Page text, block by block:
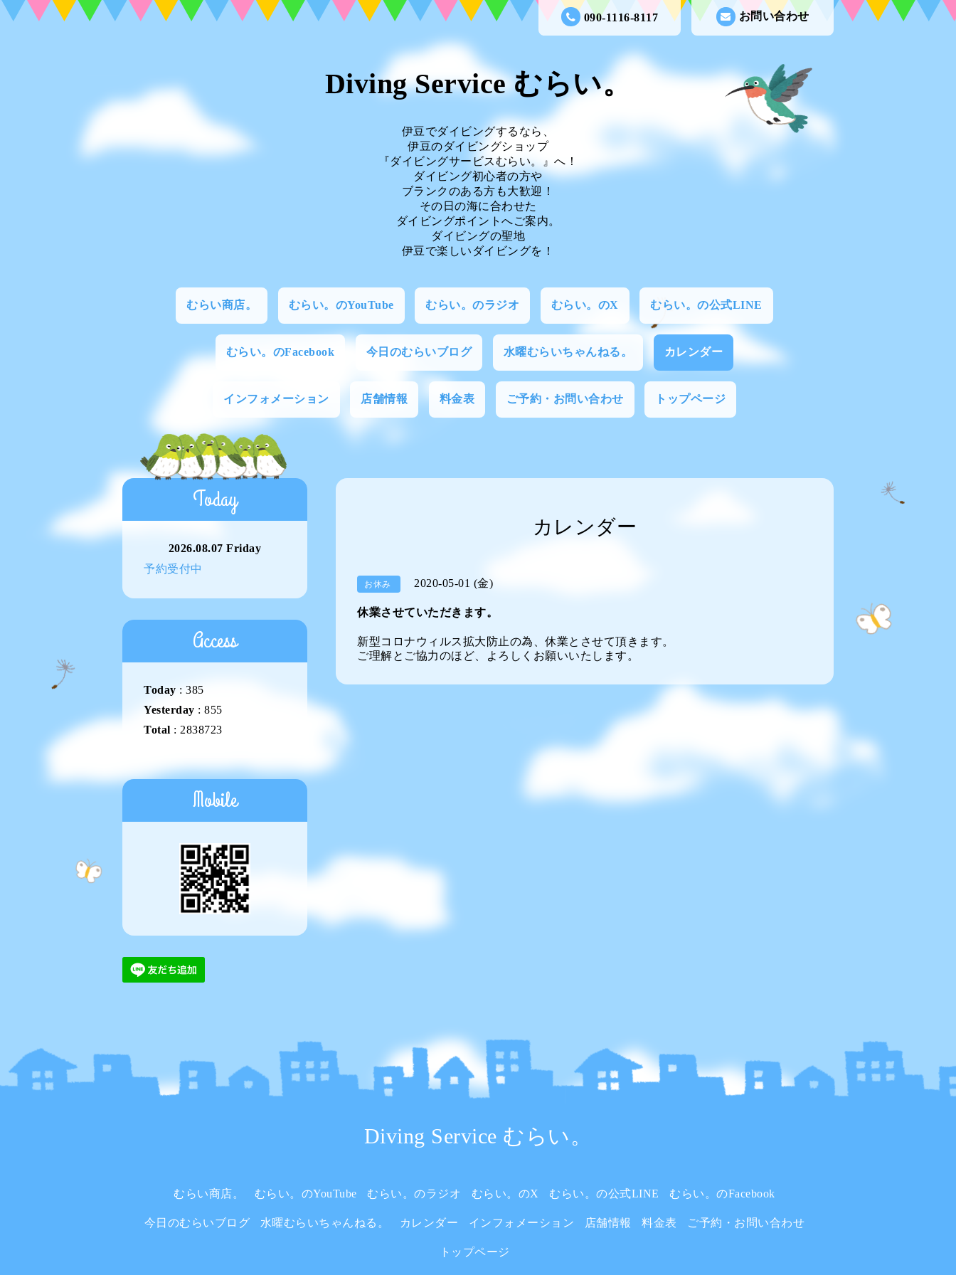
お問い合わせ
090-1116-8117
Diving Service むらい。
伊豆でダイビングするなら、
伊豆のダイビングショップ
『ダイビングサービスむらい。』へ！
ダイビング初心者の方や
ブランクのある方も大歓迎！
その日の海に合わせた
ダイビングポイントへご案内。
ダイビングの聖地
伊豆で楽しいダイビングを！
むらい商店。 むらい。のYouTube むらい。のラジオ むらい。のX むらい。の公式LINE
むらい。のFacebook 今日のむらいブログ 水曜むらいちゃんねる。 カレンダー
インフォメーション 店舗情報 料金表 ご予約・お問い合わせ トップページ
カレンダー
お休み 2020-05-01 (金)
休業させていただきます。
新型コロナウィルス拡大防止の為、休業とさせて頂きます。
ご理解とご協力のほど、よろしくお願いいたします。
Today
2026.08.07 Friday
予約受付中
Access
Today : 385
Yesterday : 855
Total : 2838723
Mobile
Diving Service むらい。
むらい商店。 むらい。のYouTube むらい。のラジオ むらい。のX むらい。の公式LINE むらい。のFacebook
今日のむらいブログ 水曜むらいちゃんねる。 カレンダー インフォメーション 店舗情報 料金表 ご予約・お問い合わせ
トップページ